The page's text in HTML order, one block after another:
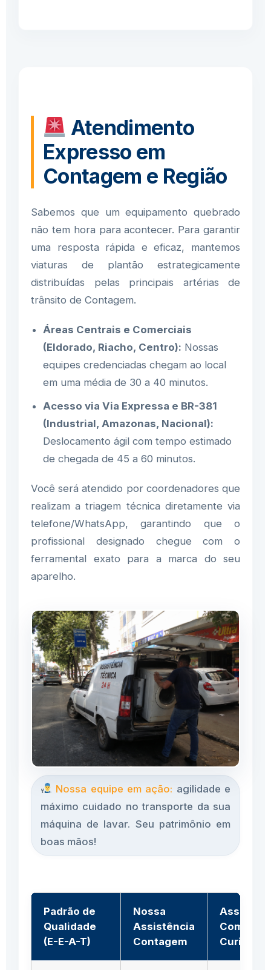
Atendimento
Expresso em
Contagem e Região
Sabemos que um equipamento quebrado
não tem hora para acontecer. Para garantir
uma resposta rápida e eficaz, mantemos
viaturas de plantão estrategicamente
distribuídas pelas principais artérias de
trânsito de Contagem.
Áreas Centrais e Comerciais
(Eldorado, Riacho, Centro): Nossas
equipes credenciadas chegam ao local
em uma média de 30 a 40 minutos.
Acesso via Via Expressa e BR-381
(Industrial, Amazonas, Nacional):
Deslocamento ágil com tempo estimado
de chegada de 45 a 60 minutos.
Você será atendido por coordenadores que
realizam a triagem técnica diretamente via
telefone/WhatsApp, garantindo que o
profissional designado chegue com o
ferramental exato para a marca do seu
aparelho.
Nossa equipe em ação: agilidade e
máximo cuidado no transporte da sua
máquina de lavar. Seu patrimônio em
boas mãos!
Padrão de
Qualidade
(E-E-A-T)
Nossa
Assistência
Contagem
Comuns /
Curiosos